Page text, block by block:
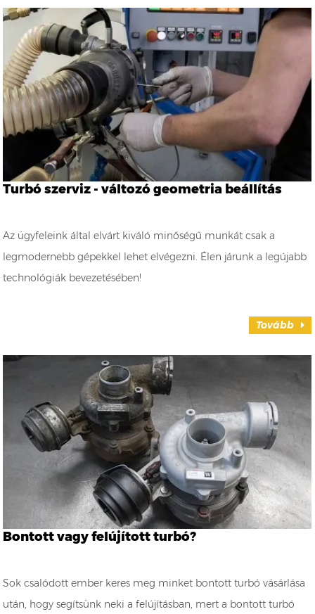
Turbó szerviz - változó geometria beállítás
Az ügyfeleink által elvárt kiváló minőségű munkát csak a
legmodernebb gépekkel lehet elvégezni. Élen járunk a legújabb
technológiák bevezetésében!
Tovább
Bontott vagy felújított turbó?
Sok csalódott ember keres meg minket bontott turbó vásárlása
után, hogy segítsünk neki a felújításban, mert a bontott turbó